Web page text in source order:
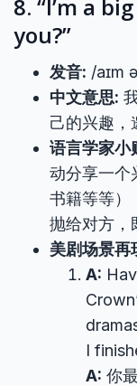
8. “I’m a
you?”
发音: /aɪm
中文意思:
己的兴趣，
语言学家小
动分享一个
书籍等等）
抛给对方，
美剧场景再
A:
I
A: 你